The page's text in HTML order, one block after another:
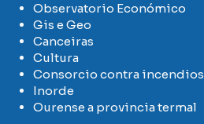
Observatorio Económico
Gis e Geo
Canceiras
Cultura
Consorcio contra incendios
Inorde
Ourense a provincia termal